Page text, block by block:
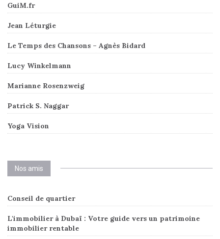
GuiM.fr
Jean Léturgie
Le Temps des Chansons – Agnès Bidard
Lucy Winkelmann
Marianne Rosenzweig
Patrick S. Naggar
Yoga Vision
Nos amis
Conseil de quartier
L'immobilier à Dubaï : Votre guide vers un patrimoine
immobilier rentable